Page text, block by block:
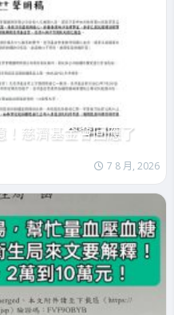
！慈濟基金會回應了
7 8 月, 2026